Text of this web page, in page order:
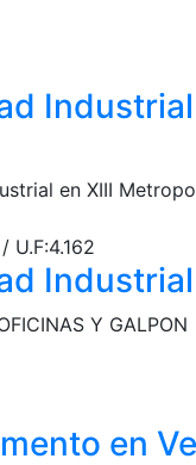
en XIII
U.F:4.162
Industrial
Y GALPON
en